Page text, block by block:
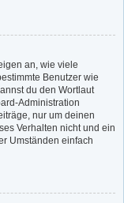
an, wie viele
Benutzer wie
du den Wortlaut
Administration
nur um deinen
Verhalten nicht und ein
Umständen einfach